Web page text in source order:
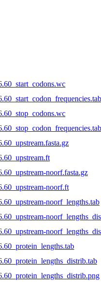
noorf.fasta.gz
noorf.ft
noorf_lengths.tab